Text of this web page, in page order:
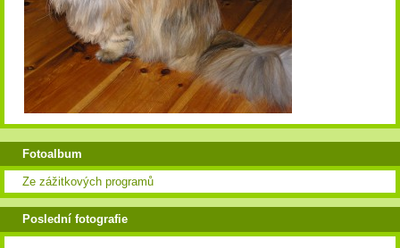
Fotoalbum
Ze zážitkových programů
Poslední fotografie